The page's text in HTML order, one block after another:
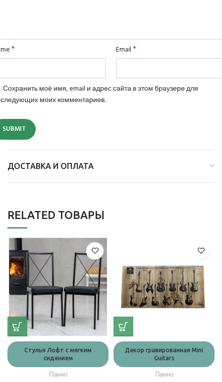
* Email*
Сохранить моё имя, email и адрес сайта в этом браузере для
моих комментариев.
ДОСТАВКА И ОПЛАТА
RELATED ТОВАРЫ
Стулья Лофт с мягким
сидением
Панно
Декор гравированная Mini
Guitars
Панно